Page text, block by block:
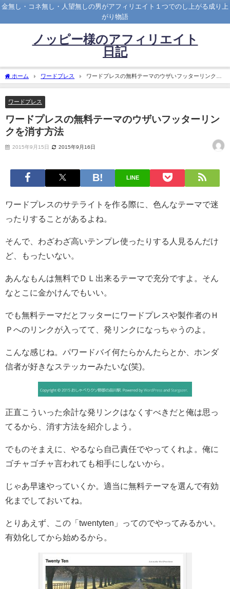
金無し・コネ無し・人望無しの男がアフィリエイト１つでのし上がる成り上
がり物語
ノッピー様のアフィリエイト
日記
ホーム ワードプレス
ワードプレスの無料テーマのウザいフッターリンクを
消す方法
ワードプレス
ワードプレスの無料テーマのウザいフッターリン
クを消す方法
2015年9月15日 2015年9月16日
LINE
ワードプレスのサテライトを作る際に、色んなテーマで迷
ったりすることがあるよね。
そんで、わざわざ高いテンプレ使ったりする人見るんだけ
ど、もったいない。
あんなもんは無料でＤＬ出来るテーマで充分ですよ。そん
なとこに金かけんでもいい。
でも無料テーマだとフッターにワードプレスや製作者のＨ
Ｐへのリンクが入ってて、発リンクになっちゃうのよ。
こんな感じね。パワードバイ何たらかんたらとか、ホンダ
信者が好きなステッカーみたいな(笑)。
正直こういった余計な発リンクはなくすべきだと俺は思っ
てるから、消す方法を紹介しよう。
でものそまえに、やるなら自己責任でやってくれよ。俺に
ゴチャゴチャ言われても相手にしないから。
じゃあ早速やっていくか。適当に無料テーマを選んで有効
化までしておいてね。
とりあえず、この「twentyten」ってのでやってみるかい。
有効化してから始めるから。